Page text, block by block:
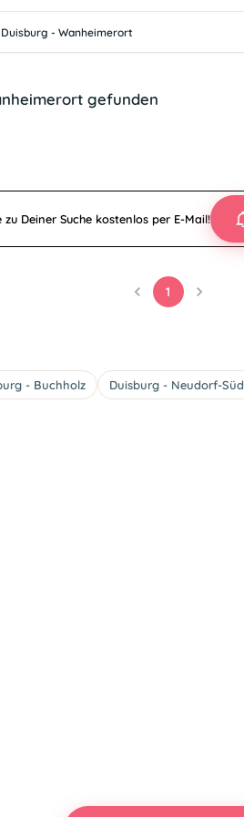
Duisburg - Wanheimerort
gefunden
zu Deiner Suche kostenlos per E-Mail!
1
- Buchholz Duisburg - Neudorf-Süd